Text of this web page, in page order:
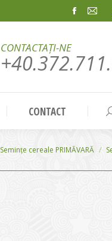
in
window
Mail
in
CONTACTAȚI-NE
CONTACT
Semințe cereale PRIMĂVARĂ